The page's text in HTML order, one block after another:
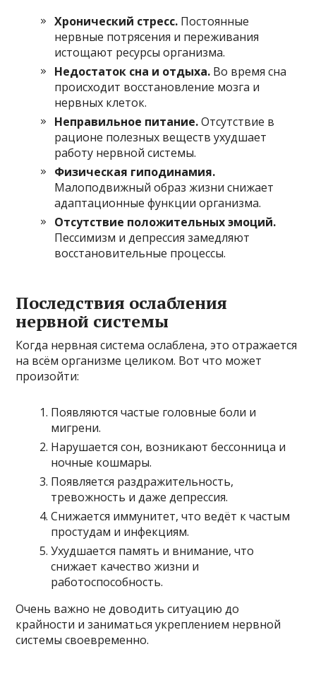
Хронический стресс. Постоянные
нервные потрясения и переживания
истощают ресурсы организма.
Недостаток сна и отдыха. Во время сна
происходит восстановление мозга и
нервных клеток.
Неправильное питание.Отсутствие в
рационе полезных веществ ухудшает
работу нервной системы.
Физическая гиподинамия.
Малоподвижный образ жизни снижает
адаптационные функции организма.
Отсутствие положительных эмоций.
Пессимизм и депрессия замедляют
восстановительные процессы.
Последствия ослабления
нервной системы
Когда нервная система ослаблена, это отражается
на всём организме целиком. Вот что может
произойти:
Появляются частые головные боли и
мигрени.
Нарушается сон, возникают бессонница и
ночные кошмары.
Появляется раздражительность,
тревожность и даже депрессия.
Снижается иммунитет, что ведёт к частым
простудам и инфекциям.
Ухудшается память и внимание, что
снижает качество жизни и
работоспособность.
Очень важно не доводить ситуацию до
крайности и заниматься укреплением нервной
системы своевременно.